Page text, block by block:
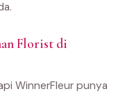
Florist di
WinnerFleur punya